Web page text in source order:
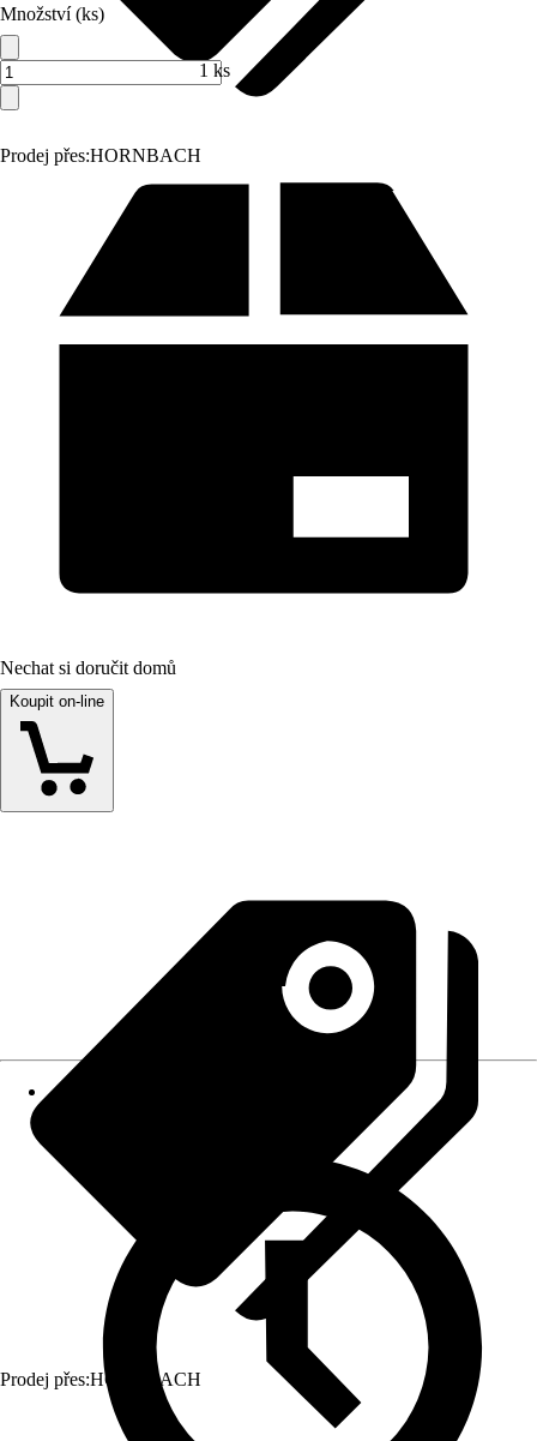
Prodej přes:HORNBACH
Množství (ks)
1 ks
Nechat si doručit domů
Koupit on-line
Prodej přes:HORNBACH